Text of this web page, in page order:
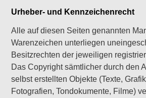
Urheber- und Kennzeichenrecht
Alle auf diesen Seiten genannten
Warenzeichen unterliegen
Besitzrechten der jeweiligen
Das Copyright sämtlicher durch den
selbst erstellten Objekte (Texte,
Fotografien, Tondokumente, Filme)